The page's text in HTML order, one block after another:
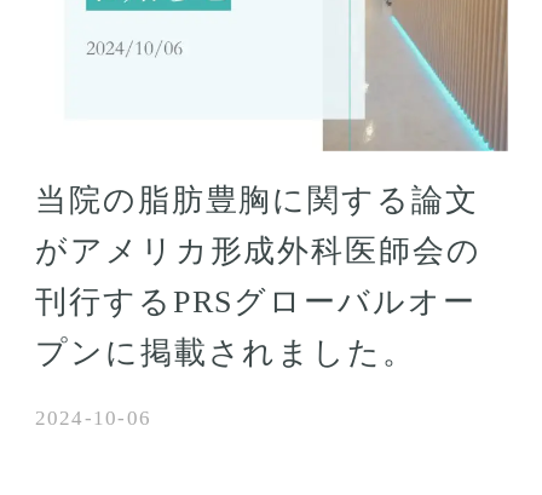
当院の脂肪豊胸に関する論文
がアメリカ形成外科医師会の
刊行するPRSグローバルオー
プンに掲載されました。
2024-10-06